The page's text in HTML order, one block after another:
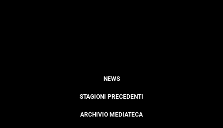
NEWS
STAGIONI PRECEDENTI
ARCHIVIO MEDIATECA